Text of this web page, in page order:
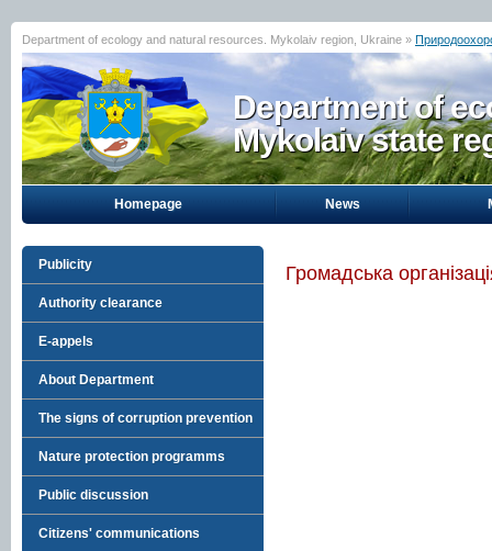
Department of ecology and natural resources. Mykolaiv region, Ukraine »
Department of
Mykolaiv state
Homepage News
Publicity
Authority clearance
E-appels
About Department
The signs of corruption prevention
Nature protection programms
Public discussion
Citizens' communications
Громадська